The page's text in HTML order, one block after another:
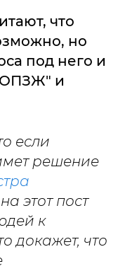
что
но
под него и
и
если
решение
этот пост
к
докажет, что